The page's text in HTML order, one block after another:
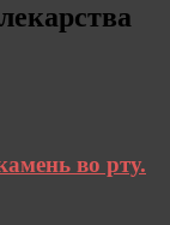
во рту.